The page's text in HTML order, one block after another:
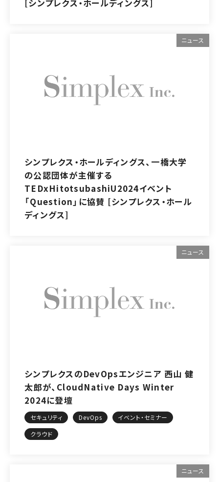
[シンプレクス・ホールディングス]
ニュース
シンプレクス・ホールディングス、一橋大学
の公認団体が主催する
TEDxHitotsubashiU2024イベント
「Question」に協賛 [シンプレクス・ホール
ディングス]
ニュース
シンプレクスのDevOpsエンジニア 西山 健
太郎が、CloudNative Days Winter
2024に登壇
セキュリティ DevOps
イベント・セミナー
クラウド
ニュース